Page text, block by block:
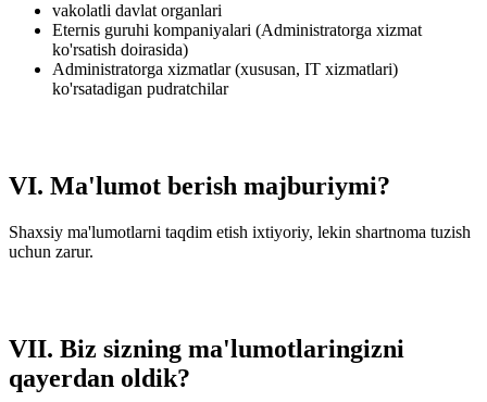
vakolatli davlat organlari
Eternis guruhi kompaniyalari (Administratorga xizmat
ko'rsatish doirasida)
Administratorga xizmatlar (xususan, IT xizmatlari)
ko'rsatadigan pudratchilar
VI. Ma'lumot berish majburiymi?
Shaxsiy ma'lumotlarni taqdim etish ixtiyoriy, lekin shartnoma tuzish
uchun zarur.
VII. Biz sizning ma'lumotlaringizni
qayerdan oldik?